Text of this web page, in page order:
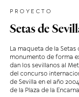
PROYECTO
Setas de
La maqueta de la
monumento de forma
dan los sevillanos al
del concurso
de Sevilla en el año
de la Plaza de la